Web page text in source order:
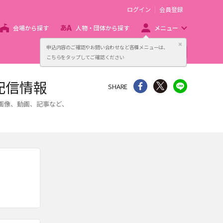
申込内容のご確認やお問い合わせなど各種メニューは、
こちらをタップしてご確認ください
閉じる
ログイン 会員登録
会場から探す 人物・団体から探す メニュー
主催者向け販売サービス
信情報
、動画、記事など、
SHARE シェア Twitter